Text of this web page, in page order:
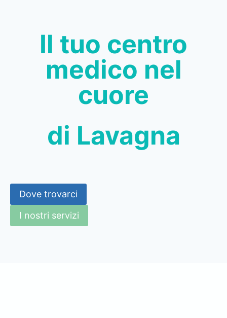
Il tuo centro
medico nel
cuore
di Lavagna
Dove trovarci
I nostri servizi